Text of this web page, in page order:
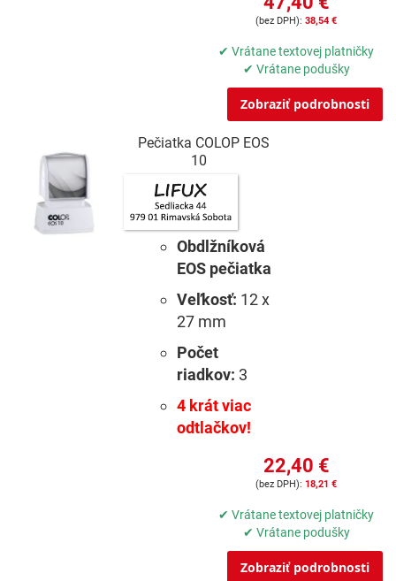
38,54 €
✔ Vrátane textovej platničky
✔ Vrátane podušky
Zobraziť podrobnosti
Pečiatka COLOP EOS
10
Obdlžníková
EOS pečiatka
Veľkosť: 12 x
27 mm
Počet
riadkov: 3
4 krát viac
odtlačkov!
22,40 €
18,21 €
✔ Vrátane textovej platničky
✔ Vrátane podušky
Zobraziť podrobnosti